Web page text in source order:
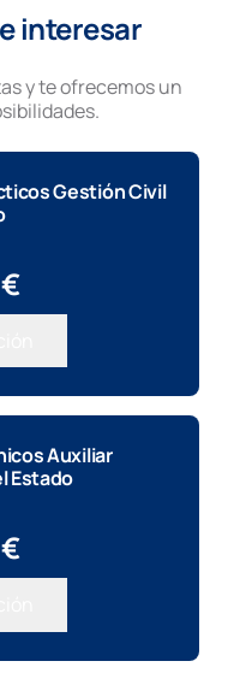
interesar
y te ofrecemos un
Gestión Civil
€
Auxiliar
Estado
€